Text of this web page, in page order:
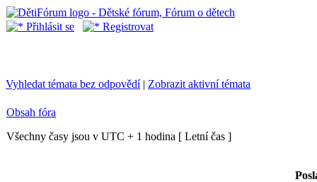
Přihlásit se Registrovat
Vyhledat témata bez odpovědí| Zobrazit aktivní témata
Obsah fóra
Všechny časy jsou v UTC + 1 hodina [ Letní čas ]